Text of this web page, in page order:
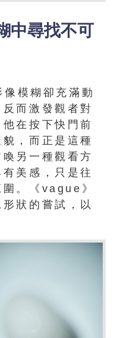
中尋找不可
模糊卻充滿動
而激發觀者對
在按下快門前
，而正是這種
另一種觀看方
美感，只是往
。《vague》
狀的嘗試，以